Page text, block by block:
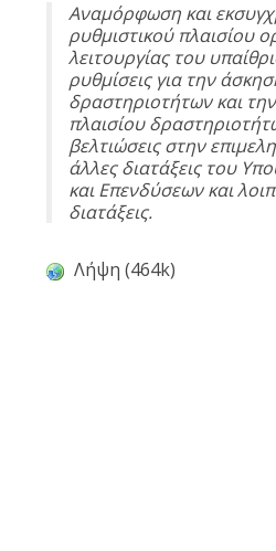
Αναμόρφωση και
ρυθμιστικού πλαισίου
λειτουργίας του
ρυθμίσεις για την
δραστηριοτήτων και
πλαισίου
βελτιώσεις στην
άλλες διατάξεις του
και Επενδύσεων και
διατάξεις.
Λήψη (464k)